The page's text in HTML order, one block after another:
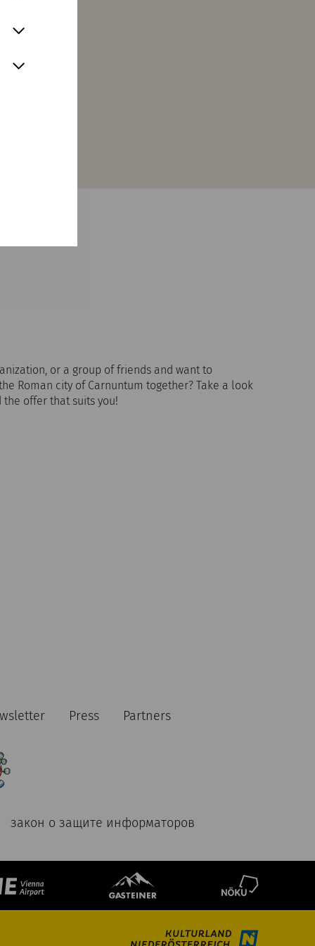
or a group of friends and want to
Roman city of Carnuntum together? Take a look
offer that suits you!
Press Partners
закон о защите информаторов